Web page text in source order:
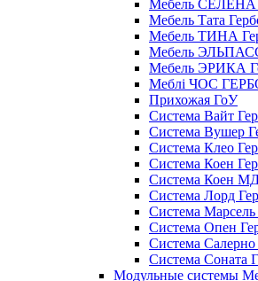
Мебель
Мебель Тата
Мебель ТИНА
Мебель
Мебель ЭРИКА
Меблі ЧОС
Прихожая ГоУ
Система Вайт
Система Вушер
Система Клео
Система Коен
Система Коен
Система Лорд
Система Марсель
Система Опен
Система Салерно
Система Соната
Модульные системы